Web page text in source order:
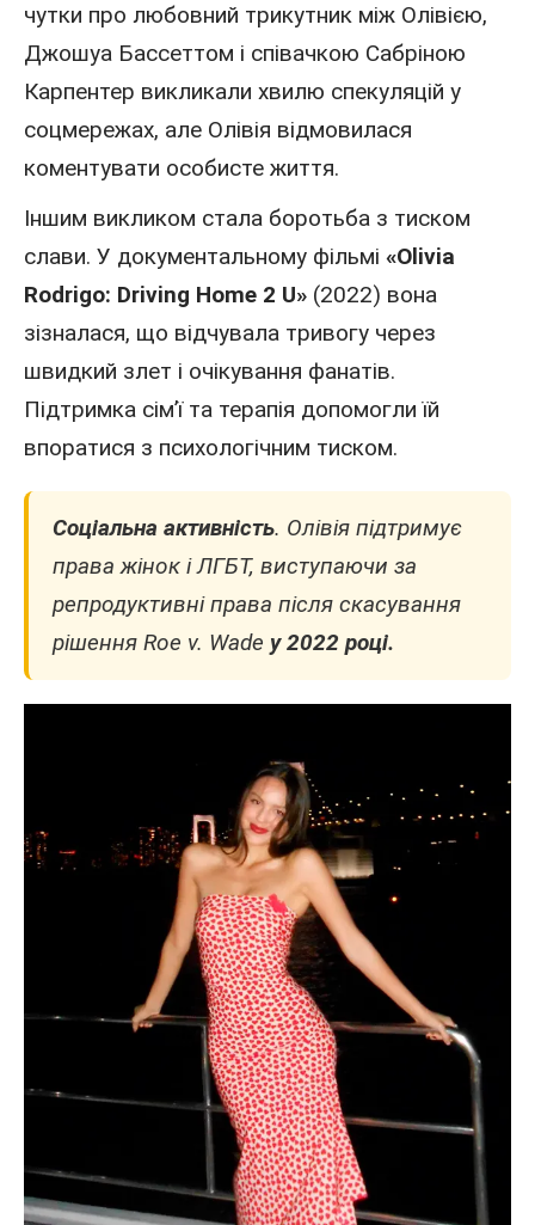
чутки про любовний трикутник між Олівією,
Джошуа Бассеттом і співачкою Сабріною
Карпентер викликали хвилю спекуляцій у
соцмережах, але Олівія відмовилася
коментувати особисте життя.
Іншим викликом стала боротьба з тиском
слави. У документальному фільмі «Olivia
Rodrigo: Driving Home 2 U» (2022) вона
зізналася, що відчувала тривогу через
швидкий злет і очікування фанатів.
Підтримка сім’ї та терапія допомогли їй
впоратися з психологічним тиском.
Соціальна активність. Олівія підтримує
права жінок і ЛГБТ, виступаючи за
репродуктивні права після скасування
рішення Roe v. Wade у 2022 році.